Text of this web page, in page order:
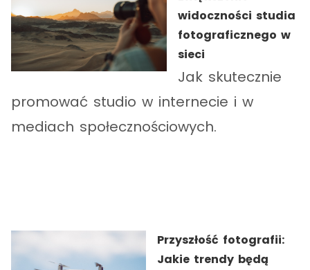
widoczności studia
fotograficznego w
sieci
Jak skutecznie
promować studio w internecie i w
mediach społecznościowych.
Przyszłość fotografii:
Jakie trendy będą